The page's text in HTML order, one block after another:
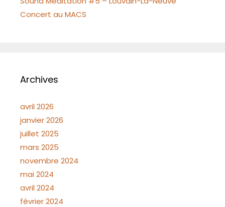
Concert au MACS
Archives
avril 2026
janvier 2026
juillet 2025
mars 2025
novembre 2024
mai 2024
avril 2024
février 2024